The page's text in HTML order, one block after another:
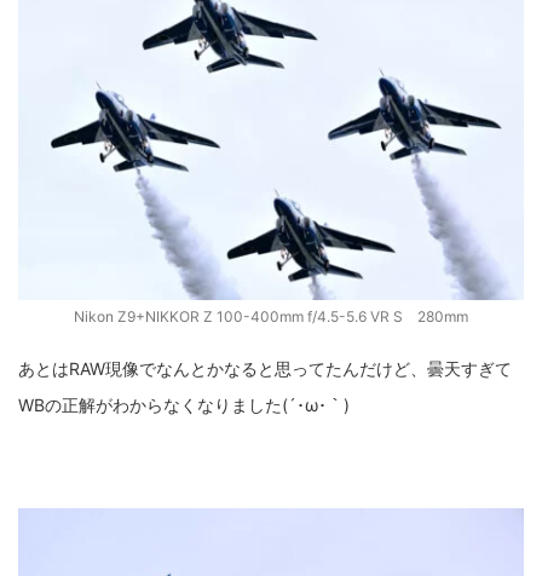
Nikon Z9+NIKKOR Z 100-400mm f/4.5-5.6 VR S 280mm
あとはRAW現像でなんとかなると思ってたんだけど、曇天すぎて
WBの正解がわからなくなりました(´･ω･｀)